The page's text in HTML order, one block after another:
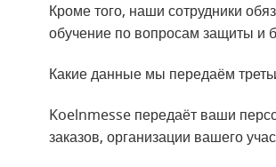
Кроме того, наши сотрудники
обучение по вопросам защиты и
Какие данные мы передаём
Koelnmesse передаёт ваши
заказов, организации вашего